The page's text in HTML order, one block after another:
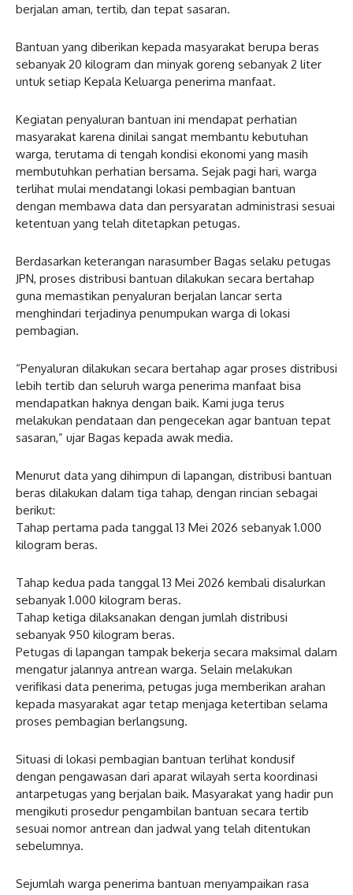
berjalan aman, tertib, dan tepat sasaran.
Bantuan yang diberikan kepada masyarakat berupa beras
sebanyak 20 kilogram dan minyak goreng sebanyak 2 liter
untuk setiap Kepala Keluarga penerima manfaat.
Kegiatan penyaluran bantuan ini mendapat perhatian
masyarakat karena dinilai sangat membantu kebutuhan
warga, terutama di tengah kondisi ekonomi yang masih
membutuhkan perhatian bersama. Sejak pagi hari, warga
terlihat mulai mendatangi lokasi pembagian bantuan
dengan membawa data dan persyaratan administrasi sesuai
ketentuan yang telah ditetapkan petugas.
Berdasarkan keterangan narasumber Bagas selaku petugas
JPN, proses distribusi bantuan dilakukan secara bertahap
guna memastikan penyaluran berjalan lancar serta
menghindari terjadinya penumpukan warga di lokasi
pembagian.
“Penyaluran dilakukan secara bertahap agar proses distribusi
lebih tertib dan seluruh warga penerima manfaat bisa
mendapatkan haknya dengan baik. Kami juga terus
melakukan pendataan dan pengecekan agar bantuan tepat
sasaran,” ujar Bagas kepada awak media.
Menurut data yang dihimpun di lapangan, distribusi bantuan
beras dilakukan dalam tiga tahap, dengan rincian sebagai
berikut:
Tahap pertama pada tanggal 13 Mei 2026 sebanyak 1.000
kilogram beras.
Tahap kedua pada tanggal 13 Mei 2026 kembali disalurkan
sebanyak 1.000 kilogram beras.
Tahap ketiga dilaksanakan dengan jumlah distribusi
sebanyak 950 kilogram beras.
Petugas di lapangan tampak bekerja secara maksimal dalam
mengatur jalannya antrean warga. Selain melakukan
verifikasi data penerima, petugas juga memberikan arahan
kepada masyarakat agar tetap menjaga ketertiban selama
proses pembagian berlangsung.
Situasi di lokasi pembagian bantuan terlihat kondusif
dengan pengawasan dari aparat wilayah serta koordinasi
antarpetugas yang berjalan baik. Masyarakat yang hadir pun
mengikuti prosedur pengambilan bantuan secara tertib
sesuai nomor antrean dan jadwal yang telah ditentukan
sebelumnya.
Sejumlah warga penerima bantuan menyampaikan rasa